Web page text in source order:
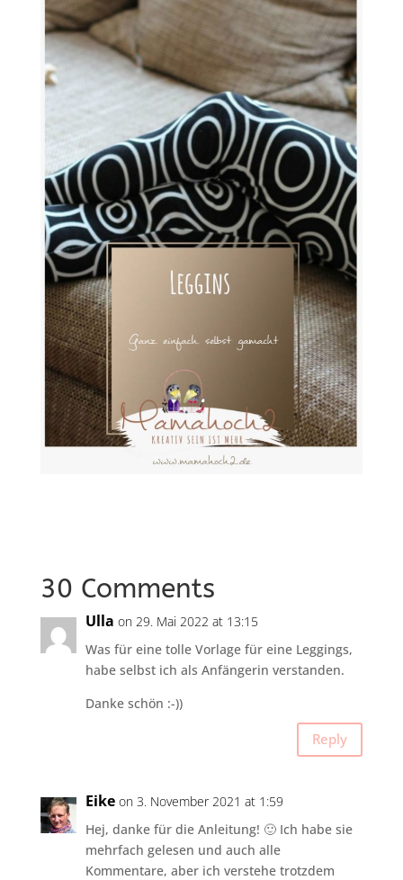
30 Comments
Ulla on 29. Mai 2022 at 13:15
Was für eine tolle Vorlage für eine Leggings,
habe selbst ich als Anfängerin verstanden.
Danke schön :-))
Reply
Eike on 3. November 2021 at 1:59
Hej, danke für die Anleitung! 🙂 Ich habe sie
mehrfach gelesen und auch alle
Kommentare, aber ich verstehe trotzdem